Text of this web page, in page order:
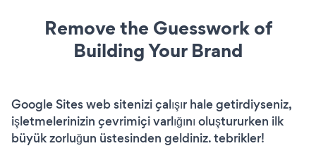
Remove the Guesswork of
Building Your Brand
Google Sites web sitenizi çalışır hale getirdiyseniz,
işletmelerinizin çevrimiçi varlığını oluştururken ilk
büyük zorluğun üstesinden geldiniz. tebrikler!